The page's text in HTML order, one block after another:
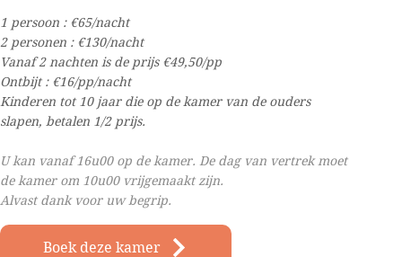
1 persoon : €65/nacht
2 personen : €130/nacht
Vanaf 2 nachten is de prijs €49,50/pp
Ontbijt : €16/pp/nacht
Kinderen tot 10 jaar die op de kamer van de ouders
slapen, betalen 1/2 prijs.
U kan vanaf 16u00 op de kamer. De dag van vertrek moet
de kamer om 10u00 vrijgemaakt zijn.
Alvast dank voor uw begrip.
Boek deze kamer